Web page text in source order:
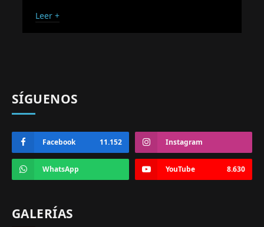
Leer +
SÍGUENOS
Facebook 11.152 Instagram
WhatsApp YouTube 8.630
GALERÍAS